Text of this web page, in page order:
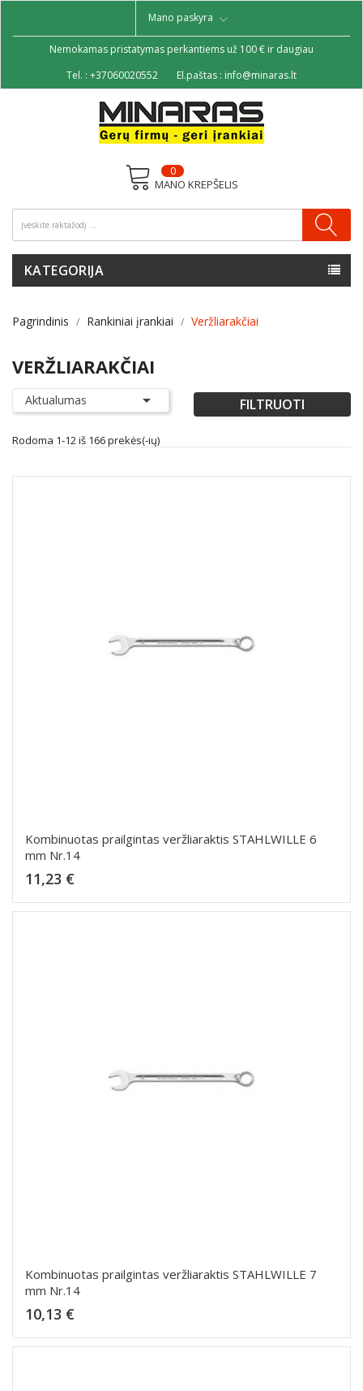
Mano paskyra
Nemokamas pristatymas perkantiems už 100 € ir daugiau
Tel. : +37060020552 El.paštas : info@minaras.lt
MANO KREPŠELIS
0
KATEGORIJA
Pagrindinis Rankiniai įrankiai Veržliarakčiai
VERŽLIARAKČIAI
Aktualumas  FILTRUOTI
Rodoma 1-12 iš 166 prekės(-ių)
Kombinuotas prailgintas veržliaraktis STAHLWILLE 6
mm Nr.14
11,23 €
Kombinuotas prailgintas veržliaraktis STAHLWILLE 7
mm Nr.14
10,13 €